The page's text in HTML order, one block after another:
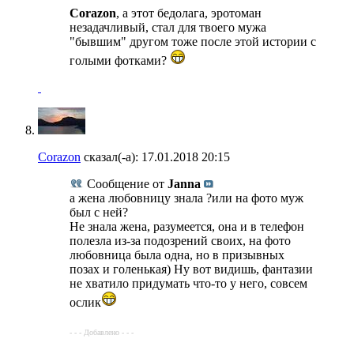
Corazon, а этот бедолага, эротоман
незадачливый, стал для твоего мужа
"бывшим" другом тоже после этой истории с
голыми фотками?
Corazon сказал(-а): 17.01.2018 20:15
Сообщение от Janna
а жена любовницу знала ?или на фото муж
был с ней?
Не знала жена, разумеется, она и в телефон
полезла из-за подозрений своих, на фото
любовница была одна, но в призывных
позах и голенькая) Ну вот видишь, фантазии
не хватило придумать что-то у него, совсем
ослик
- - - Добавлено - - -